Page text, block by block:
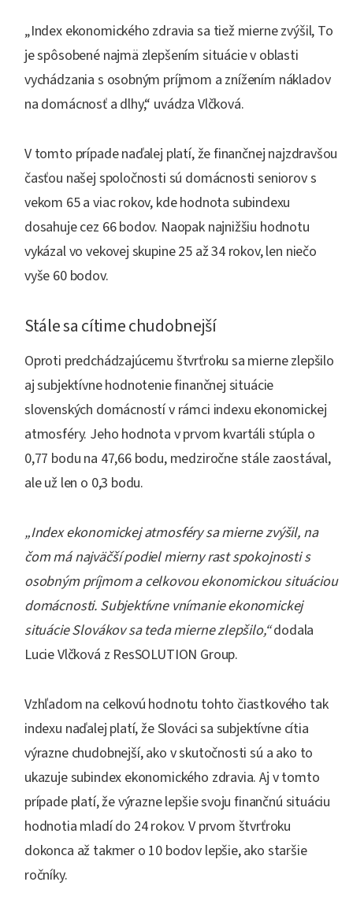
„Index ekonomického zdravia sa tiež mierne zvýšil, To
je spôsobené najmä zlepšením situácie v oblasti
vychádzania s osobným príjmom a znížením nákladov
na domácnosť a dlhy,“ uvádza Vlčková.
V tomto prípade naďalej platí, že finančnej najzdravšou
časťou našej spoločnosti sú domácnosti seniorov s
vekom 65 a viac rokov, kde hodnota subindexu
dosahuje cez 66 bodov. Naopak najnižšiu hodnotu
vykázal vo vekovej skupine 25 až 34 rokov, len niečo
vyše 60 bodov.
Stále sa cítime chudobnejší
Oproti predchádzajúcemu štvrťroku sa mierne zlepšilo
aj subjektívne hodnotenie finančnej situácie
slovenských domácností v rámci indexu ekonomickej
atmosféry. Jeho hodnota v prvom kvartáli stúpla o
0,77 bodu na 47,66 bodu, medziročne stále zaostával,
ale už len o 0,3 bodu.
„Index ekonomickej atmosféry sa mierne zvýšil, na
čom má najväčší podiel mierny rast spokojnosti s
osobným príjmom a celkovou ekonomickou situáciou
domácnosti. Subjektívne vnímanie ekonomickej
situácie Slovákov sa teda mierne zlepšilo,“dodala
Lucie Vlčková z ResSOLUTION Group.
Vzhľadom na celkovú hodnotu tohto čiastkového tak
indexu naďalej platí, že Slováci sa subjektívne cítia
výrazne chudobnejší, ako v skutočnosti sú a ako to
ukazuje subindex ekonomického zdravia. Aj v tomto
prípade platí, že výrazne lepšie svoju finančnú situáciu
hodnotia mladí do 24 rokov. V prvom štvrťroku
dokonca až takmer o 10 bodov lepšie, ako staršie
ročníky.